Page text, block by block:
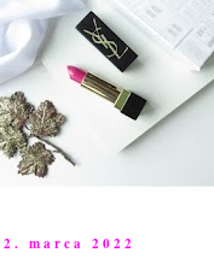
marca 2022